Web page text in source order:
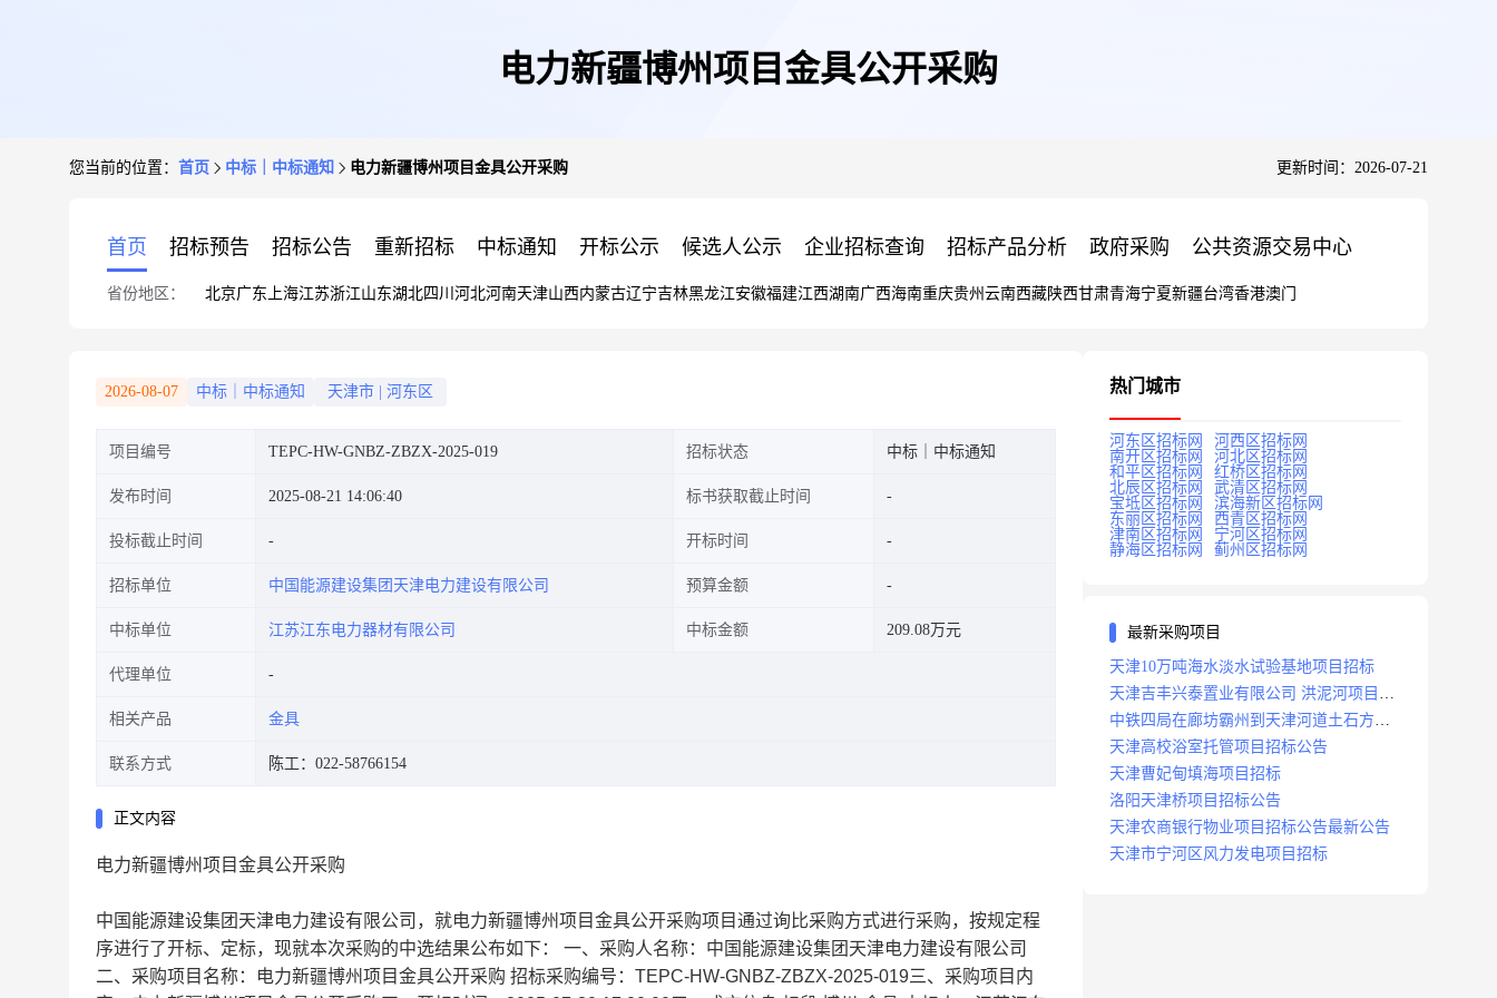
电力新疆博州项目金具公开采购
您当前的位置： 首页 中标｜中标通知 电力新疆博州项目金具公开采购 更新时间：2026-07-21
首页 招标预告 招标公告 重新招标 中标通知 开标公示 候选人公示 企业招标查询 招标产品分析 政府采购 公共资源交易中心
省份地区： 北京广东 上海江苏浙江山东湖北四川 河北河南天津山西内蒙古辽宁吉林黑龙江安徽福建江西湖南广西海南重庆贵州 云南西藏陕西甘肃青海宁夏新疆台湾香港澳门
2026-08-07 中标｜中标通知 天津市 河东区
项目编号 TEPC-HW-GNBZ-ZBZX-2025-019 招标状态 中标｜中标通知
发布时间 2025-08-21 14:06:40 标书获取截止时间
投标截止时间 开标时间
招标单位 中国能源建设集团天津电力建设有限公司 预算金额
中标单位 江苏江东电力器材有限公司 中标金额 209.08万元
代理单位
相关产品 金具
联系方式 陈工：022-58766154
正文内容
电力新疆博州项目金具公开采购
中国能源建设集团天津电力建设有限公司，就电力新疆博州项目金具公开采购项目通过询比采购方式进行采购，按规定程
序进行了开标、定标，现就本次采购的中选结果公布如下： 一、采购人名称：中国能源建设集团天津电力建设有限公司
二、采购项目名称：电力新疆博州项目金具公开采购 招标采购编号：TEPC-HW-GNBZ-ZBZX-2025-019三、采购项目内
热门城市
河东区招标网
河西区招标网
南开区招标网
河北区招标网
和平区招标网
红桥区招标网
北辰区招标网
武清区招标网
宝坻区招标网
滨海新区招标网
东丽区招标网
西青区招标网
津南区招标网
宁河区招标网
静海区招标网
蓟州区招标网
最新采购项目
天津10万吨海水淡水试验基地项目招标
天津吉丰兴泰置业有限公司 洪泥河项目招
标工程
中铁四局在廊坊霸州到天津河道土石方工
程项目招标
天津高校浴室托管项目招标公告
天津曹妃甸填海项目招标
洛阳天津桥项目招标公告
天津农商银行物业项目招标公告最新公告
天津市宁河区风力发电项目招标